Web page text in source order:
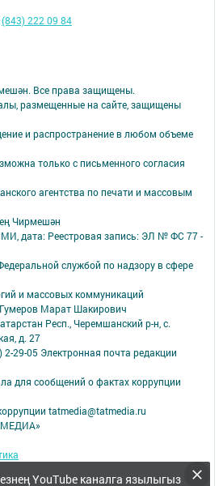
YouTube каналга язылыгыз
Все права защищены.
размещенные на сайте, защищены
и распространение в любом объеме
только с письменного согласия
агентства по печати и массовым
Чирмешән
дата: Реестровая запись: ЭЛ № ФС 77 -
службой по надзору в сфере
и массовых коммуникаций
Марат Шакирович
Респ., Черемшанский р-н, с.
д. 27
29-05 Электронная почта редакции
для сообщений о фактах коррупции
tatmedia@tatmedia.ru
«cookie»
для персонализации сервисов и
(843) 222 09 84